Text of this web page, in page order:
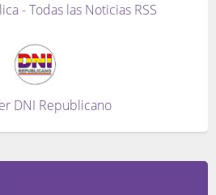
- Todas las Noticias RSS
DNI Republicano